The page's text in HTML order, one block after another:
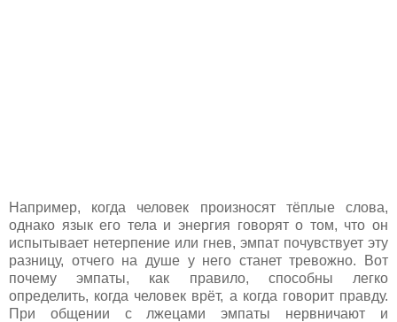
Например, когда человек произносят тёплые слова,
однако язык его тела и энергия говорят о том, что он
испытывает нетерпение или гнев, эмпат почувствует эту
разницу, отчего на душе у него станет тревожно. Вот
почему эмпаты, как правило, способны легко
определить, когда человек врёт, а когда говорит правду.
При общении с лжецами эмпаты нервничают и